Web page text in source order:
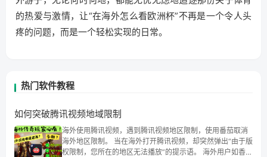
的热爱与激情，让“在海外怎么看欧洲杯”不再是一个令人头
疼的问题，而是一个轻松实现的日常。
热门软件教程
如何突破腾讯视频地域限制
海外使用腾讯视频，遇到腾讯视频地区限制，使用番茄取消
海外地区限制。 当在海外打开腾讯视频，却突然弹出“由于版
权限制，您所在的地区无法播放”的提示语。 海外用户如香